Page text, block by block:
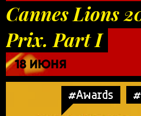
Cannes Lions
Prix. Part I
18 ИЮНЯ
#Awards